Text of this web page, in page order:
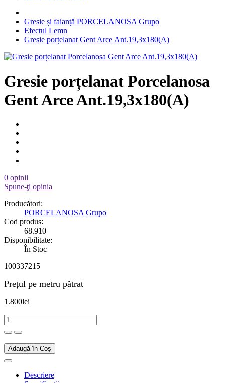
Gresie și faianță PORCELANOSA Grupo
Efectul Lemn
Gresie porțelanat Gent Arce Ant.19,3x180(A)
Gresie porțelanat Porcelanosa
Gent Arce Ant.19,3x180(A)
0 opinii
Spune-ţi opinia
Producători:
PORCELANOSA Grupo
Cod produs:
68.910
Disponibilitate:
În Stoc
100337215
Prețul pe metru pătrat
1.800lei
Adaugă în Coş
Descriere